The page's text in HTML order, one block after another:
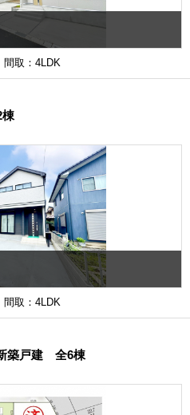
間取：4LDK
間取：4LDK
築戸建 全6棟